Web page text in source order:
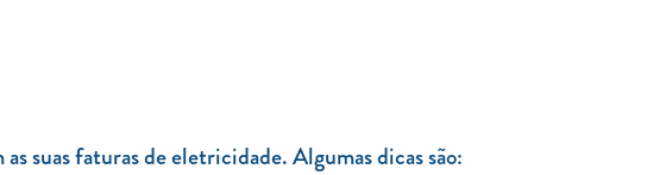
suas faturas de eletricidade. Algumas dicas são: